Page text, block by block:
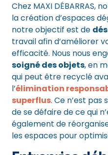
Chez MAXI DÉBARRAS,
la création d’espaces
notre objectif est de
travail afin d’améliorer
efficacité. Nous nous
soigné des objets, en
qui peut être recyclé
l’élimination
superflus. Ce n’est
de se défaire de ce qui
également de
les espaces pour